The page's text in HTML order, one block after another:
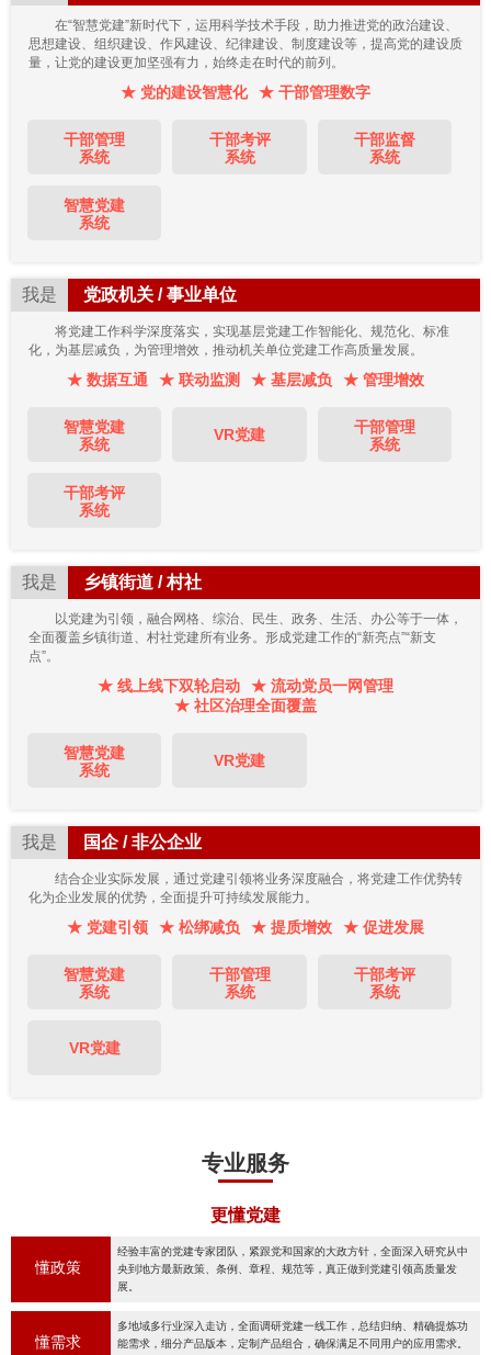
在“智慧党建”新时代下，运用科学技术手段，助力推进党的政治建设、
思想建设、组织建设、作风建设、纪律建设、制度建设等，提高党的建设质
量，让党的建设更加坚强有力，始终走在时代的前列。
★ 党的建设智慧化 ★ 干部管理数字
干部管理
系统
干部考评
系统
干部监督
系统
智慧党建
系统
我是 党政机关 / 事业单位
将党建工作科学深度落实，实现基层党建工作智能化、规范化、标准
化，为基层减负，为管理增效，推动机关单位党建工作高质量发展。
★ 数据互通 ★ 联动监测 ★ 基层减负 ★ 管理增效
智慧党建
系统
VR党建
干部管理
系统
干部考评
系统
我是 乡镇街道 / 村社
以党建为引领，融合网格、综治、民生、政务、生活、办公等于一体，
全面覆盖乡镇街道、村社党建所有业务。形成党建工作的“新亮点”“新支
点”。
★ 线上线下双轮启动
★ 流动党员一网管理
★ 社区治理全面覆盖
智慧党建
系统
VR党建
我是 国企 / 非公企业
结合企业实际发展，通过党建引领将业务深度融合，将党建工作优势转
化为企业发展的优势，全面提升可持续发展能力。
★ 党建引领 ★ 松绑减负 ★ 提质增效 ★ 促进发展
智慧党建
系统
干部管理
系统
干部考评
系统
VR党建
专业服务
更懂党建
懂政策
经验丰富的党建专家团队，紧跟党和国家的大政方针，全面深入研究从中
央到地方最新政策、条例、章程、规范等，真正做到党建引领高质量发
展。
懂需求
多地域多行业深入走访，全面调研党建一线工作，总结归纳、精确提炼功
能需求，细分产品版本，定制产品组合，确保满足不同用户的应用需求。